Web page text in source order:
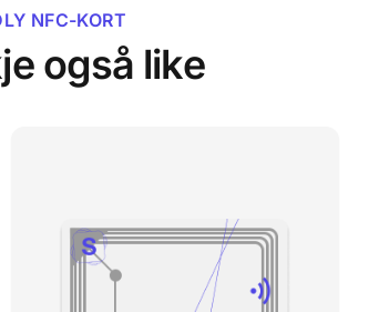
NFC-KORT
også like